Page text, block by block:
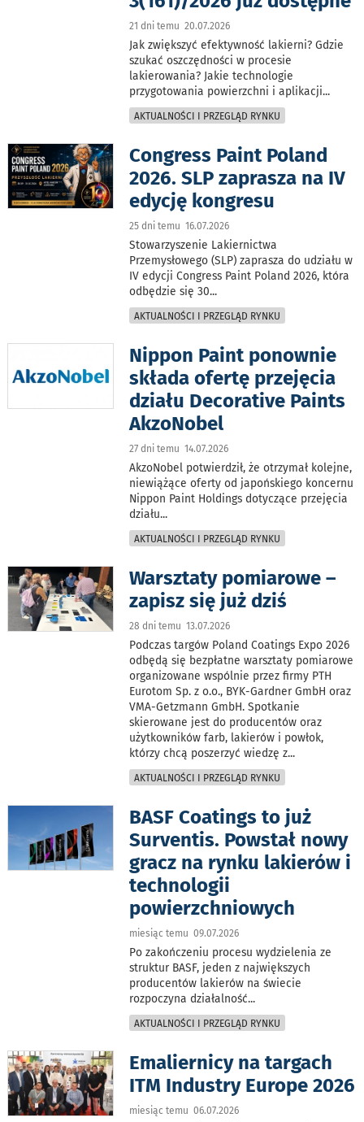
21 dni temu 20.07.2026
Jak zwiększyć efektywność lakierni? Gdzie
szukać oszczędności w procesie
lakierowania? Jakie technologie
przygotowania powierzchni i aplikacji...
AKTUALNOŚCI I PRZEGLĄD RYNKU
Congress Paint Poland
2026. SLP zaprasza na IV
edycję kongresu
25 dni temu 16.07.2026
Stowarzyszenie Lakiernictwa
Przemysłowego (SLP) zaprasza do udziału w
IV edycji Congress Paint Poland 2026, która
odbędzie się 30...
AKTUALNOŚCI I PRZEGLĄD RYNKU
Nippon Paint ponownie
składa ofertę przejęcia
działu Decorative Paints
AkzoNobel
27 dni temu 14.07.2026
AkzoNobel potwierdził, że otrzymał kolejne,
niewiążące oferty od japońskiego koncernu
Nippon Paint Holdings dotyczące przejęcia
działu...
AKTUALNOŚCI I PRZEGLĄD RYNKU
Warsztaty pomiarowe –
zapisz się już dziś
28 dni temu 13.07.2026
Podczas targów Poland Coatings Expo 2026
odbędą się bezpłatne warsztaty pomiarowe
organizowane wspólnie przez firmy PTH
Eurotom Sp. z o.o., BYK-Gardner GmbH oraz
VMA-Getzmann GmbH. Spotkanie
skierowane jest do producentów oraz
użytkowników farb, lakierów i powłok,
którzy chcą poszerzyć wiedzę z...
AKTUALNOŚCI I PRZEGLĄD RYNKU
BASF Coatings to już
Surventis. Powstał nowy
gracz na rynku lakierów i
technologii
powierzchniowych
miesiąc temu 09.07.2026
Po zakończeniu procesu wydzielenia ze
struktur BASF, jeden z największych
producentów lakierów na świecie
rozpoczyna działalność...
AKTUALNOŚCI I PRZEGLĄD RYNKU
Emaliernicy na targach
ITM Industry Europe 2026
miesiąc temu 06.07.2026